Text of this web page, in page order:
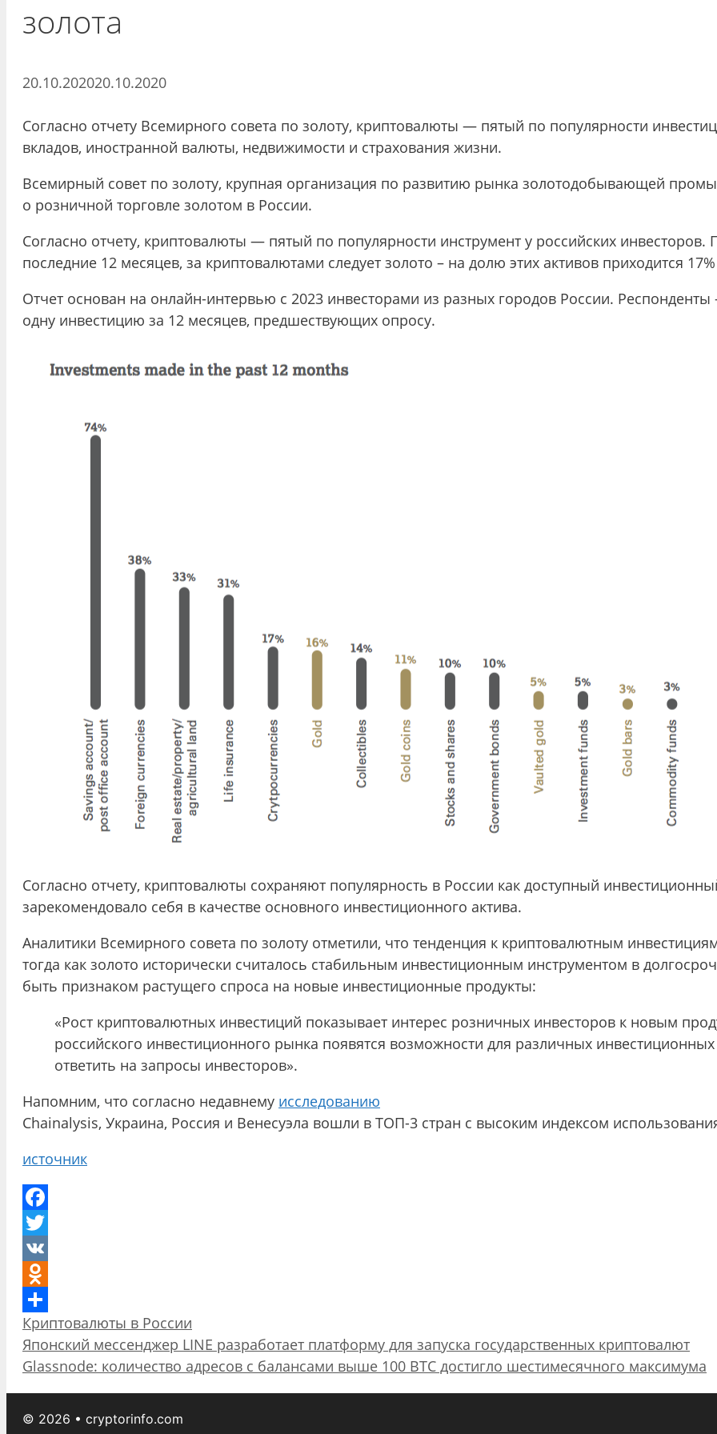
золота
20.10.202020.10.2020
Согласно отчету Всемирного совета по золоту, криптовалюты — пятый по популярности
вкладов, иностранной валюты, недвижимости и страхования жизни.
Всемирный совет по золоту, крупная организация по развитию рынка золотодобывающей
о розничной торговле золотом в России.
Согласно отчету, криптовалюты — пятый по популярности инструмент у российских
последние 12 месяцев, за криптовалютами следует золото – на долю этих активов приходится
Отчет основан на онлайн-интервью с 2023 инвесторами из разных городов России.
одну инвестицию за 12 месяцев, предшествующих опросу.
Согласно отчету, криптовалюты сохраняют популярность в России как доступный
зарекомендовало себя в качестве основного инвестиционного актива.
Аналитики Всемирного совета по золоту отметили, что тенденция к криптовалютным
тогда как золото исторически считалось стабильным инвестиционным инструментом в
быть признаком растущего спроса на новые инвестиционные продукты:
«Рост криптовалютных инвестиций показывает интерес розничных инвесторов к новым
российского инвестиционного рынка появятся возможности для различных
ответить на запросы инвесторов».
Напомним, что согласно недавнему исследованию
Chainalysis, Украина, Россия и Венесуэла вошли в ТОП-3 стран с высоким индексом
источник
Facebook
Twitter
VK
Odnoklassniki
Отправить
Рубрики
Криптовалюты в России
Навигация
записи
Японский мессенджер LINE разработает платформу для запуска государственных криптовалют
Glassnode: количество адресов с балансами выше 100 BTC достигло шестимесячного максимума
© 2026 • cryptorinfo.com